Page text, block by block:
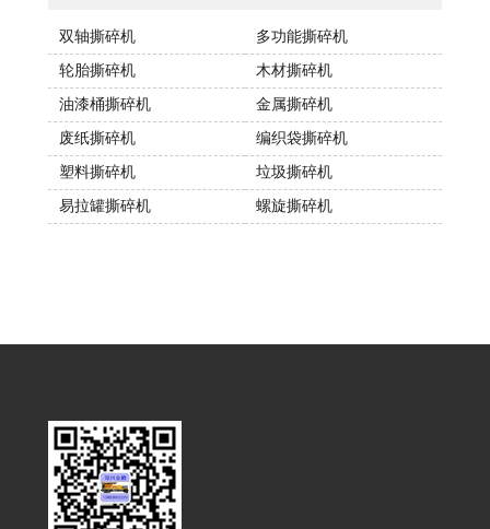
双轴撕碎机 多功能撕碎机
轮胎撕碎机 木材撕碎机
油漆桶撕碎机 金属撕碎机
废纸撕碎机 编织袋撕碎机
塑料撕碎机 垃圾撕碎机
易拉罐撕碎机 螺旋撕碎机